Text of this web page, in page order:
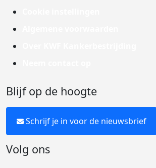
Blijf op de hoogte
Schrijf je in voor de nieuwsbrief
Volg ons